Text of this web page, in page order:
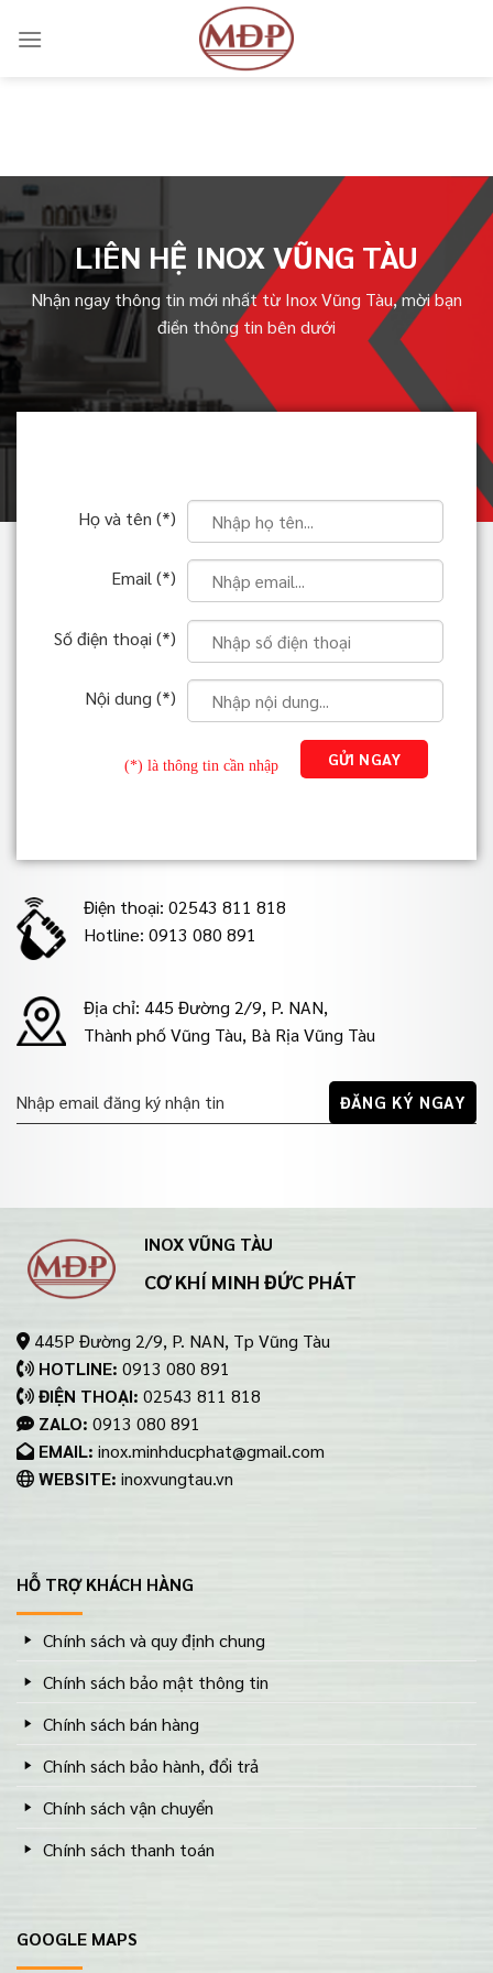
LIÊN HỆ INOX VŨNG TÀU
Nhận ngay thông tin mới nhất từ Inox Vũng Tàu, mời bạn
điền thông tin bên dưới
Họ và tên (*)
Email (*)
Số điện thoại (*)
Nội dung (*)
(*) là thông tin cần nhập
Điện thoại: 02543 811 818
Hotline: 0913 080 891
Địa chỉ: 445 Đường 2/9, P. NAN,
Thành phố Vũng Tàu, Bà Rịa Vũng Tàu
INOX VŨNG TÀU
CƠ KHÍ MINH ĐỨC PHÁT
445P Đường 2/9, P. NAN, Tp Vũng Tàu
HOTLINE: 0913 080 891
ĐIỆN THOẠI: 02543 811 818
ZALO: 0913 080 891
EMAIL: inox.minhducphat@gmail.com
WEBSITE: inoxvungtau.vn
HỖ TRỢ KHÁCH HÀNG
Chính sách và quy định chung
Chính sách bảo mật thông tin
Chính sách bán hàng
Chính sách bảo hành, đổi trả
Chính sách vận chuyển
Chính sách thanh toán
GOOGLE MAPS